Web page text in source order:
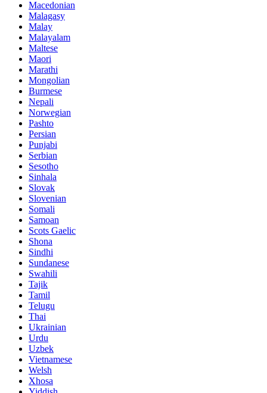
Macedonian
Malagasy
Malay
Malayalam
Maltese
Maori
Marathi
Mongolian
Burmese
Nepali
Norwegian
Pashto
Persian
Punjabi
Serbian
Sesotho
Sinhala
Slovak
Slovenian
Somali
Samoan
Scots Gaelic
Shona
Sindhi
Sundanese
Swahili
Tajik
Tamil
Telugu
Thai
Ukrainian
Urdu
Uzbek
Vietnamese
Welsh
Xhosa